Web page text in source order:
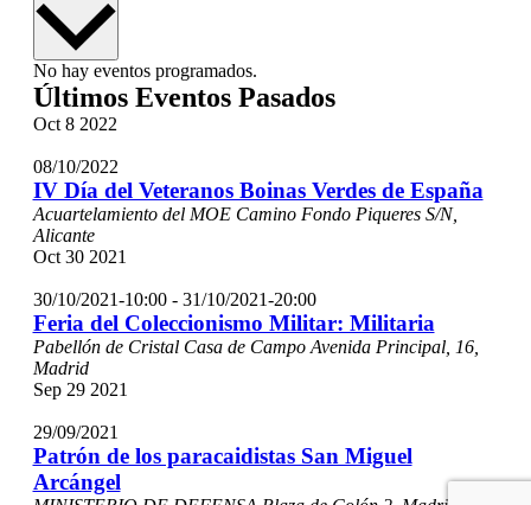
No hay eventos programados.
Últimos Eventos Pasados
Oct 8 2022
08/10/2022
IV Día del Veteranos Boinas Verdes de España
Acuartelamiento del MOE Camino Fondo Piqueres S/N,
Alicante
Oct 30 2021
30/10/2021-10:00- 31/10/2021-20:00
Feria del Coleccionismo Militar: Militaria
Pabellón de Cristal Casa de Campo Avenida Principal, 16,
Madrid
Sep 29 2021
29/09/2021
Patrón de los paracaidistas San Miguel
Arcángel